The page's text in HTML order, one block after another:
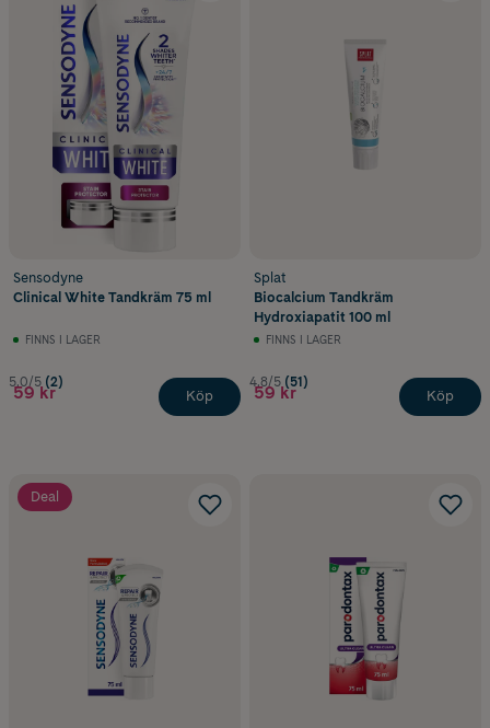
Sensodyne
Clinical White Tandkräm 75 ml
FINNS I LAGER
5.0/5 (2)
59 kr Köp
Splat
Biocalcium Tandkräm
Hydroxiapatit 100 ml
FINNS I LAGER
4.8/5 (51)
59 kr Köp
Deal